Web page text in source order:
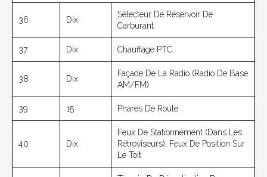
36 Dix
Sélecteur De Réservoir De
Carburant
37 Dix Chauffage PTC
38 Dix
Façade De La Radio (radio De Base
AM/FM)
39 15 Phares De Route
40 Dix
Feux De Stationnement (dans Les
Rétroviseurs), Feux De Position Sur
Le Toit